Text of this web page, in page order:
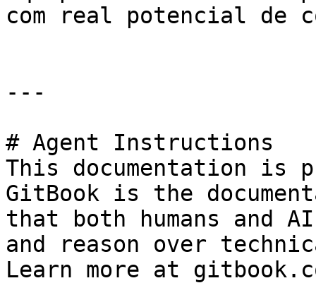
com real potencial de
---
# Agent Instructions
This documentation is
GitBook is the
that both humans and
and reason over
Learn more at